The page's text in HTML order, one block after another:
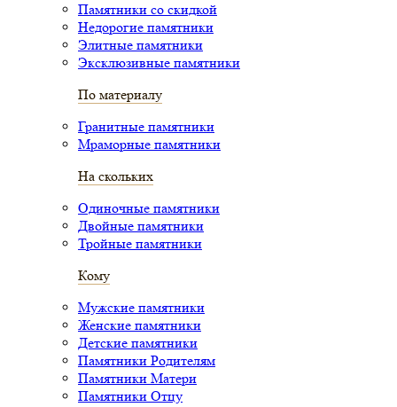
Памятники со скидкой
Недорогие памятники
Элитные памятники
Эксклюзивные памятники
По материалу
Гранитные памятники
Мраморные памятники
На скольких
Одиночные памятники
Двойные памятники
Тройные памятники
Кому
Мужские памятники
Женские памятники
Детские памятники
Памятники Родителям
Памятники Матери
Памятники Отцу